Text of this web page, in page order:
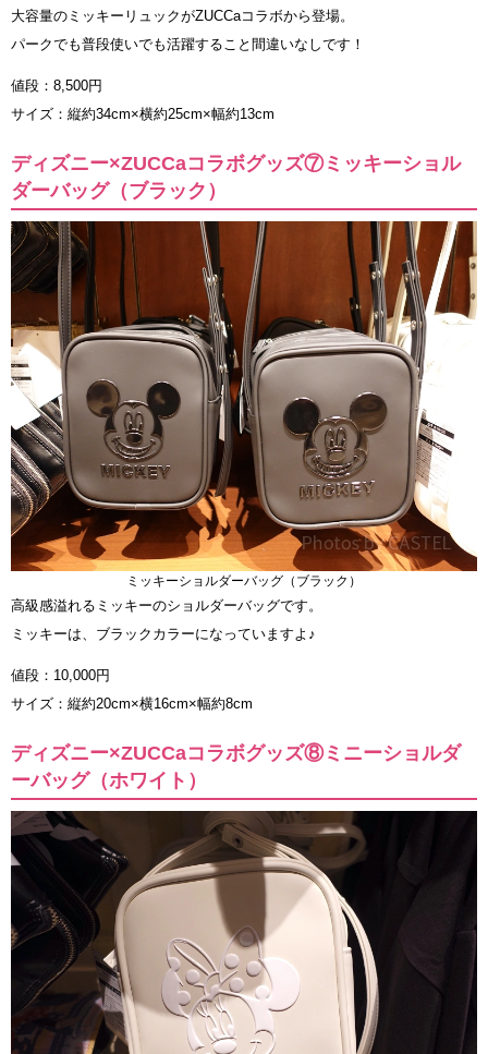
大容量のミッキーリュックがZUCCaコラボから登場。
パークでも普段使いでも活躍すること間違いなしです！
値段：8,500円
サイズ：縦約34cm×横約25cm×幅約13cm
ディズニー×ZUCCaコラボグッズ⑦ミッキーショル
ダーバッグ（ブラック）
ミッキーショルダーバッグ（ブラック）
高級感溢れるミッキーのショルダーバッグです。
ミッキーは、ブラックカラーになっていますよ♪
値段：10,000円
サイズ：縦約20cm×横16cm×幅約8cm
ディズニー×ZUCCaコラボグッズ⑧ミニーショルダ
ーバッグ（ホワイト）